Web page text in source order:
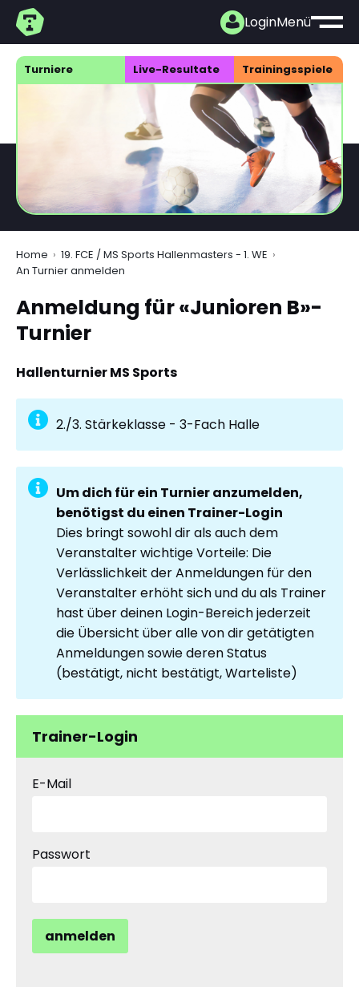
LoginMenü
Turniere Live-Resultate Trainings­spiele
Home
19. FCE / MS Sports Hallenmasters - 1. WE
An Turnier anmelden
Anmeldung für «Junioren B»-
Turnier
Hallenturnier MS Sports
2./3. Stärkeklasse - 3-Fach Halle
Um dich für ein Turnier anzumelden,
benötigst du einen Trainer-Login
Dies bringt sowohl dir als auch dem
Veranstalter wichtige Vorteile: Die
Verlässlichkeit der Anmeldungen für den
Veranstalter erhöht sich und du als Trainer
hast über deinen Login-Bereich jederzeit
die Übersicht über alle von dir getätigten
Anmeldungen sowie deren Status
(bestätigt, nicht bestätigt, Warteliste)
Trainer-Login
E-Mail
Passwort
anmelden